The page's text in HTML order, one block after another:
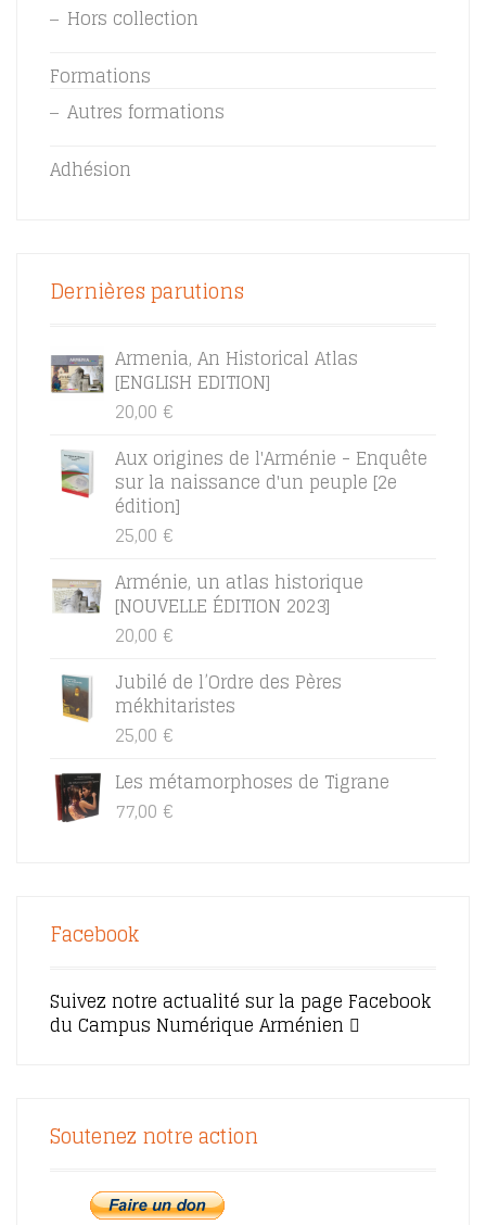
Hors collection
Formations
Autres formations
Adhésion
Dernières parutions
Armenia, An Historical Atlas
[ENGLISH EDITION]
20,00 €
Aux origines de l'Arménie - Enquête
sur la naissance d'un peuple [2e
édition]
25,00 €
Arménie, un atlas historique
[NOUVELLE ÉDITION 2023]
20,00 €
Jubilé de l’Ordre des Pères
mékhitaristes
25,00 €
Les métamorphoses de Tigrane
77,00 €
Facebook
Suivez notre actualité sur la page Facebook
du Campus Numérique Arménien
Soutenez notre action